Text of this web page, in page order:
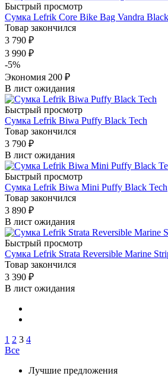
Быстрый просмотр
Сумка Lefrik Core Bike Bag Vandra
Товар закончился
3 790 ₽
3 990 ₽
-5%
Экономия 200 ₽
В лист ожидания
Быстрый просмотр
Сумка Lefrik Biwa Puffy Black Tech
Товар закончился
3 790 ₽
В лист ожидания
Быстрый просмотр
Сумка Lefrik Biwa Mini Puffy Black Tech
Товар закончился
3 890 ₽
В лист ожидания
Быстрый просмотр
Сумка Lefrik Strata Reversible Marine
Товар закончился
3 390 ₽
В лист ожидания
1 2 3 4
Все
Лучшие предложения